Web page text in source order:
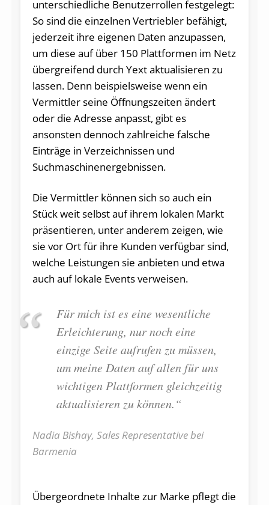
unterschiedliche Benutzerrollen festgelegt:
So sind die einzelnen Vertriebler befähigt,
jederzeit ihre eigenen Daten anzupassen,
um diese auf über 150 Plattformen im Netz
übergreifend durch Yext aktualisieren zu
lassen. Denn beispielsweise wenn ein
Vermittler seine Öffnungszeiten ändert
oder die Adresse anpasst, gibt es
ansonsten dennoch zahlreiche falsche
Einträge in Verzeichnissen und
Suchmaschinenergebnissen.
Die Vermittler können sich so auch ein
Stück weit selbst auf ihrem lokalen Markt
präsentieren, unter anderem zeigen, wie
sie vor Ort für ihre Kunden verfügbar sind,
welche Leistungen sie anbieten und etwa
auch auf lokale Events verweisen.
Für mich ist es eine wesentliche
Erleichterung, nur noch eine
einzige Seite aufrufen zu müssen,
um meine Daten auf allen für uns
wichtigen Plattformen gleichzeitig
aktualisieren zu können.“
Nadia Bishay, Sales Representative bei
Barmenia
Übergeordnete Inhalte zur Marke pflegt die